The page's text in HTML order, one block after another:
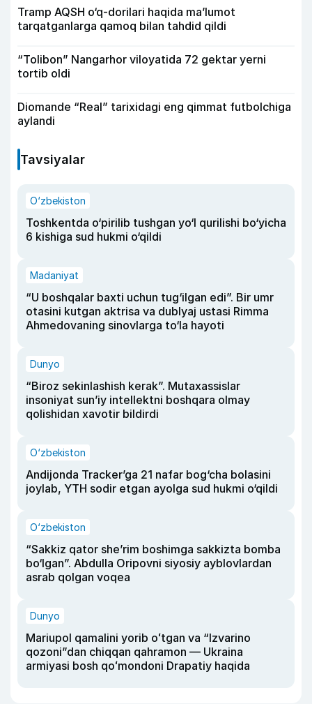
Tramp AQSH o‘q-dorilari haqida ma’lumot
tarqatganlarga qamoq bilan tahdid qildi
“Tolibon” Nangarhor viloyatida 72 gektar yerni
tortib oldi
Diomande “Real” tarixidagi eng qimmat futbolchiga
aylandi
Tavsiyalar
O‘zbekiston
Toshkentda o‘pirilib tushgan yo‘l qurilishi bo‘yicha
6 kishiga sud hukmi o‘qildi
Madaniyat
“U boshqalar baxti uchun tug‘ilgan edi”. Bir umr
otasini kutgan aktrisa va dublyaj ustasi Rimma
Ahmedovaning sinovlarga to‘la hayoti
Dunyo
“Biroz sekinlashish kerak”. Mutaxassislar
insoniyat sun’iy intellektni boshqara olmay
qolishidan xavotir bildirdi
O‘zbekiston
Andijonda Tracker’ga 21 nafar bog‘cha bolasini
joylab, YTH sodir etgan ayolga sud hukmi o‘qildi
O‘zbekiston
“Sakkiz qator she’rim boshimga sakkizta bomba
bo‘lgan”. Abdulla Oripovni siyosiy ayblovlardan
asrab qolgan voqea
Dunyo
Mariupol qamalini yorib oʻtgan va “Izvarino
qozoni”dan chiqqan qahramon — Ukraina
armiyasi bosh qoʻmondoni Drapatiy haqida